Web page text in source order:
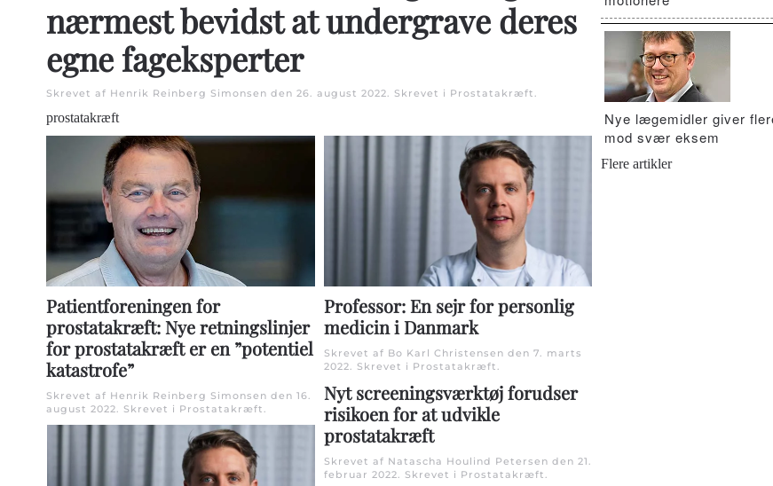
nærmest bevidst at undergrave deres
egne fageksperter
Skrevet af Henrik Reinberg Simonsen den 26. august 2022. Skrevet i Prostatakræft.
prostatakræft
Patientforeningen for
prostatakræft: Nye retningslinjer
for prostatakræft er en ”potentiel
katastrofe”
Skrevet af Henrik Reinberg Simonsen den 16.
august 2022. Skrevet i Prostatakræft.
Professor: En sejr for personlig
medicin i Danmark
Skrevet af Bo Karl Christensen den 7. marts
2022. Skrevet i Prostatakræft.
Nyt screeningsværktøj forudser
risikoen for at udvikle
prostatakræft
Skrevet af Natascha Houlind Petersen den 21.
februar 2022. Skrevet i Prostatakræft.
Nye lægemidler giver
mod svær eksem
Flere artikler